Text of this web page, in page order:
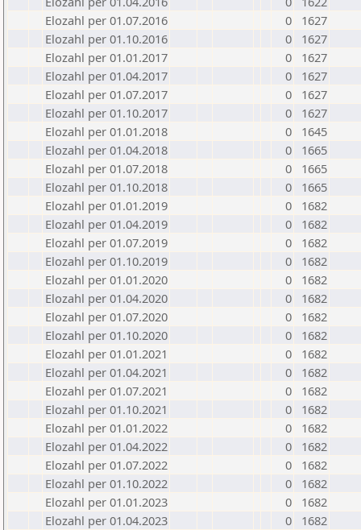
Elozahl per 01.07.2016
0
1627
Elozahl per 01.10.2016
0
1627
Elozahl per 01.01.2017
0
1627
Elozahl per 01.04.2017
0
1627
Elozahl per 01.07.2017
0
1627
Elozahl per 01.10.2017
0
1627
Elozahl per 01.01.2018
0
1645
Elozahl per 01.04.2018
0
1665
Elozahl per 01.07.2018
0
1665
Elozahl per 01.10.2018
0
1665
Elozahl per 01.01.2019
0
1682
Elozahl per 01.04.2019
0
1682
Elozahl per 01.07.2019
0
1682
Elozahl per 01.10.2019
0
1682
Elozahl per 01.01.2020
0
1682
Elozahl per 01.04.2020
0
1682
Elozahl per 01.07.2020
0
1682
Elozahl per 01.10.2020
0
1682
Elozahl per 01.01.2021
0
1682
Elozahl per 01.04.2021
0
1682
Elozahl per 01.07.2021
0
1682
Elozahl per 01.10.2021
0
1682
Elozahl per 01.01.2022
0
1682
Elozahl per 01.04.2022
0
1682
Elozahl per 01.07.2022
0
1682
Elozahl per 01.10.2022
0
1682
Elozahl per 01.01.2023
0
1682
Elozahl per 01.04.2023
0
1682